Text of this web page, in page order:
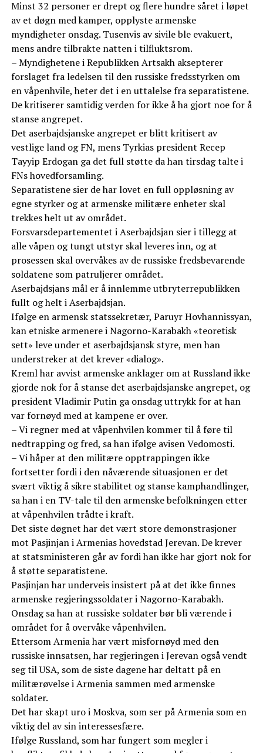
Minst 32 personer er drept og flere hundre såret i løpet
av et døgn med kamper, opplyste armenske
myndigheter onsdag. Tusenvis av sivile ble evakuert,
mens andre tilbrakte natten i tilfluktsrom.
– Myndighetene i Republikken Artsakh aksepterer
forslaget fra ledelsen til den russiske fredsstyrken om
en våpenhvile, heter det i en uttalelse fra separatistene.
De kritiserer samtidig verden for ikke å ha gjort noe for å
stanse angrepet.
Det aserbajdsjanske angrepet er blitt kritisert av
vestlige land og FN, mens Tyrkias president Recep
Tayyip Erdogan ga det full støtte da han tirsdag talte i
FNs hovedforsamling.
Separatistene sier de har lovet en full oppløsning av
egne styrker og at armenske militære enheter skal
trekkes helt ut av området.
Forsvarsdepartementet i Aserbajdsjan sier i tillegg at
alle våpen og tungt utstyr skal leveres inn, og at
prosessen skal overvåkes av de russiske fredsbevarende
soldatene som patruljerer området.
Aserbajdsjans mål er å innlemme utbryterrepublikken
fullt og helt i Aserbajdsjan.
Ifølge en armensk statssekretær, Paruyr Hovhannissyan,
kan etniske armenere i Nagorno-Karabakh «teoretisk
sett» leve under et aserbajdsjansk styre, men han
understreker at det krever «dialog».
Kreml har avvist armenske anklager om at Russland ikke
gjorde nok for å stanse det aserbajdsjanske angrepet, og
president Vladimir Putin ga onsdag uttrykk for at han
var fornøyd med at kampene er over.
– Vi regner med at våpenhvilen kommer til å føre til
nedtrapping og fred, sa han ifølge avisen Vedomosti.
– Vi håper at den militære opptrappingen ikke
fortsetter fordi i den nåværende situasjonen er det
svært viktig å sikre stabilitet og stanse kamphandlinger,
sa han i en TV-tale til den armenske befolkningen etter
at våpenhvilen trådte i kraft.
Det siste døgnet har det vært store demonstrasjoner
mot Pasjinjan i Armenias hovedstad Jerevan. De krever
at statsministeren går av fordi han ikke har gjort nok for
å støtte separatistene.
Pasjinjan har underveis insistert på at det ikke finnes
armenske regjeringssoldater i Nagorno-Karabakh.
Onsdag sa han at russiske soldater bør bli værende i
området for å overvåke våpenhvilen.
Ettersom Armenia har vært misfornøyd med den
russiske innsatsen, har regjeringen i Jerevan også vendt
seg til USA, som de siste dagene har deltatt på en
militærøvelse i Armenia sammen med armenske
soldater.
Det har skapt uro i Moskva, som ser på Armenia som en
viktig del av sin interessesfære.
Ifølge Russland, som har fungert som megler i